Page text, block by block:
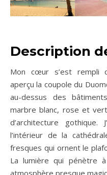
Description
Mon cœur s’est rempli
aperçu la coupole du
au-dessus des
marbre blanc, rose et
d’architecture
l’intérieur de la
fresques qui ornent le
La lumière qui pénètre
atmosphère presque